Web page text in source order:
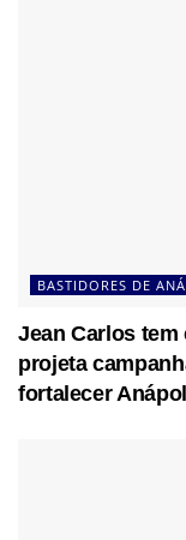
BASTIDORES DE
Jean Carlos
projeta
fortalecer